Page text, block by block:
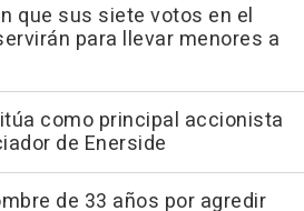
que sus siete votos en el
para llevar menores a
como principal accionista
de Enerside
de 33 años por agredir